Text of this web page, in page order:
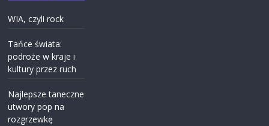
WIA, czyli rock
Tańce świata:
podroże w kraje i
kultury przez ruch
Najlepsze taneczne
utwory pop na
rozgrzewkę